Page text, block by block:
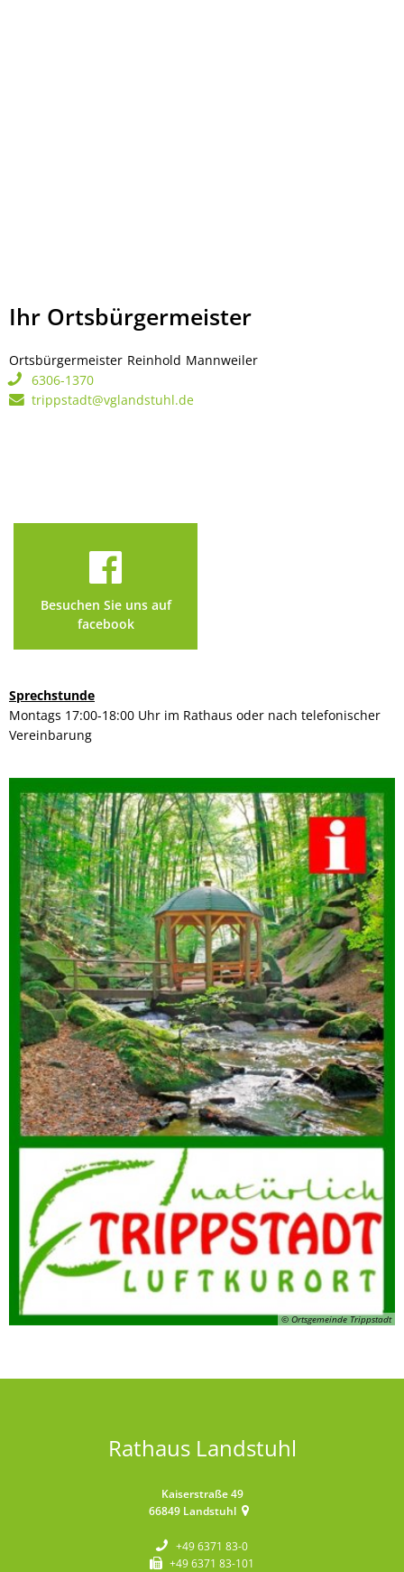
Ihr Ortsbürgermeister
Ortsbürgermeister Reinhold Mannweiler
6306-1370
trippstadt@vglandstuhl.de
Besuchen Sie uns auf
facebook
Sprechstunde
Montags 17:00-18:00 Uhr im Rathaus oder nach telefonischer
Vereinbarung
© Ortsgemeinde Trippstadt
Rathaus Landstuhl
Kaiserstraße 49
66849 Landstuhl
+49 6371 83-0
+49 6371 83-101